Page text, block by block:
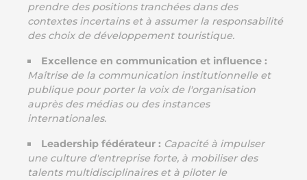
prendre des positions tranchées dans des
contextes incertains et à assumer la responsabilité
des choix de développement touristique.
Excellence en communication et influence :
Maîtrise de la communication institutionnelle et
publique pour porter la voix de l'organisation
auprès des médias ou des instances
internationales.
Leadership fédérateur : Capacité à impulser
une culture d'entreprise forte, à mobiliser des
talents multidisciplinaires et à piloter le